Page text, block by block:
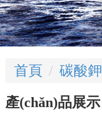
首頁 碳酸鉀
產(chǎn)品展示